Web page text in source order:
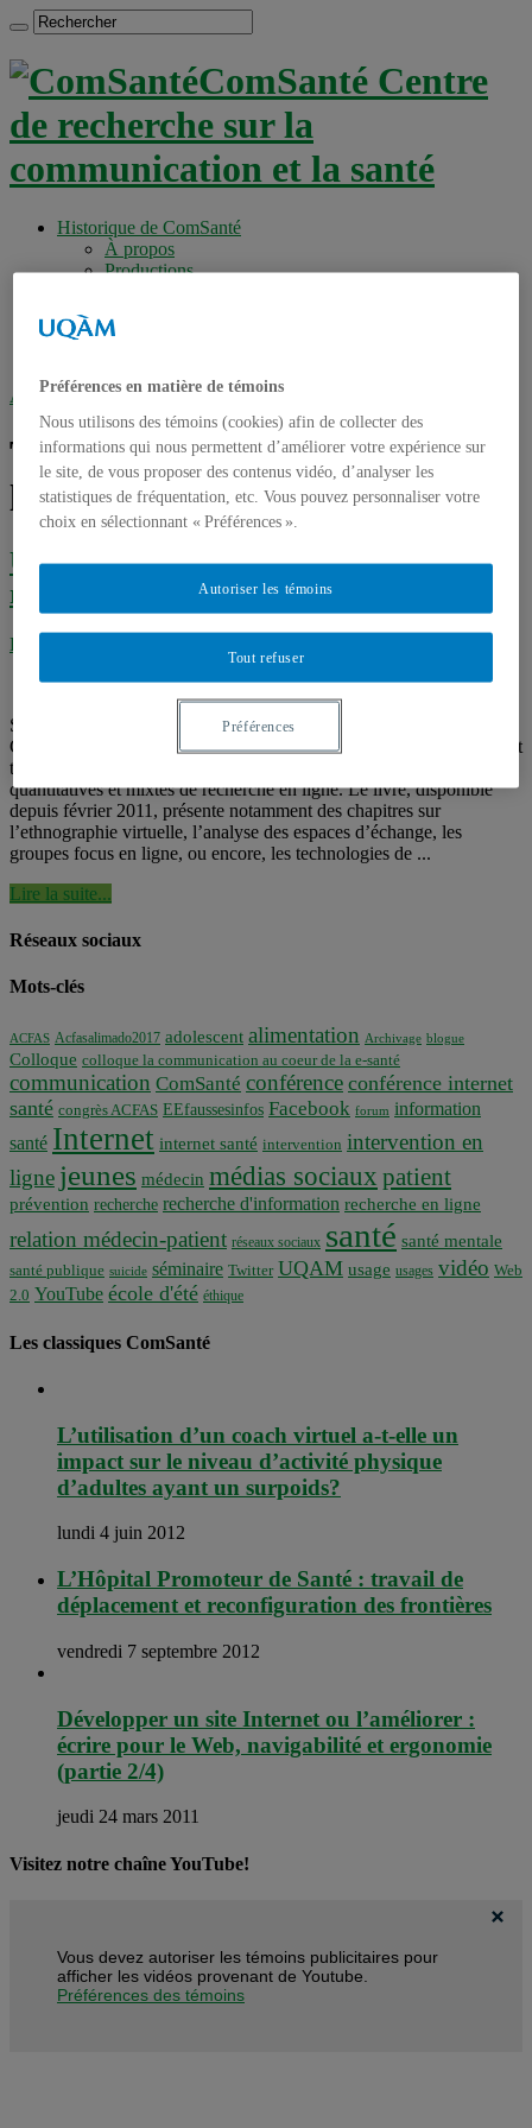
ComSanté Centre
de recherche sur la
communication et la santé
Historique de ComSanté
À propos
Productions
Chercheurs associés
Accueil»Tag archives : focus groupes en ligne
Tag archives :focus groupes en
ligne
Un nouveau collectif sur les méthodes de
recherche en ligne
Étudier l’Internet santé
Sharlene Nagy Hesse-Biber, professeure de sociologie au Boston
College, a édité un ouvrage collectif intitulé «Handbook of emergent
technologies in social research» sur les méthodes qualitatives,
quantitatives et mixtes de recherche en ligne. Le livre, disponible
depuis février 2011, présente notamment des chapitres sur
l’ethnographie virtuelle, l’analyse des espaces d’échange, les
groupes focus en ligne, ou encore, les technologies de ...
Lire la suite...
Réseaux sociaux
Mots-clés
ACFAS Acfasalimado2017 adolescent alimentation Archivage blogue
Colloque colloque la communication au coeur de la e-santé
communication ComSanté conférence conférence internet
santé congrès ACFAS EEfaussesinfos Facebook forum information
santé Internet internet santé intervention intervention en
ligne jeunes médecin médias sociaux patient
prévention recherche recherche d'information recherche en ligne
relation médecin-patient réseaux sociaux santé santé mentale
santé publique suicide séminaire Twitter UQAM usage usages vidéo Web
2.0 YouTube école d'été éthique
Les classiques ComSanté
L’utilisation d’un coach virtuel a-t-elle un
impact sur le niveau d’activité physique
d’adultes ayant un surpoids?
lundi 4 juin 2012
L’Hôpital Promoteur de Santé : travail de
déplacement et reconfiguration des frontières
vendredi 7 septembre 2012
Développer un site Internet ou l’améliorer :
écrire pour le Web, navigabilité et ergonomie
(partie 2/4)
jeudi 24 mars 2011
Visitez notre chaîne YouTube!
Vous devez autoriser les témoins publicitaires pour
afficher les vidéos provenant de Youtube.
Préférences des témoins
Préférences en matière de témoins
Nous utilisons des témoins (cookies) afin de collecter des
informations qui nous permettent d’améliorer votre expérience sur
le site, de vous proposer des contenus vidéo, d’analyser les
statistiques de fréquentation, etc. Vous pouvez personnaliser votre
choix en sélectionnant « Préférences ».
Tout refuser
Autoriser les témoins
Préférences